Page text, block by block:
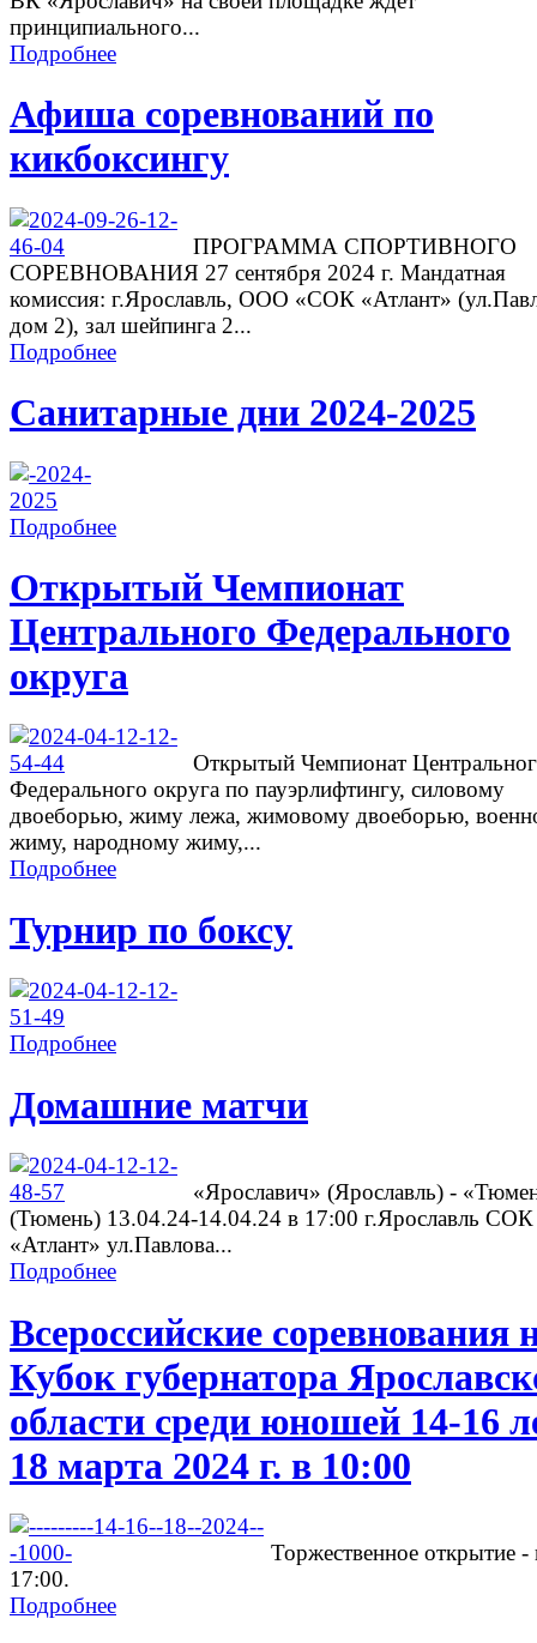
принципиального...
Подробнее
Афиша соревнований по
кикбоксингу
ПРОГРАММА СПОРТИВНОГО
СОРЕВНОВАНИЯ 27 сентября 2024 г. Мандатная
комиссия: г.Ярославль, ООО «СОК «Атлант»
дом 2), зал шейпинга 2...
Подробнее
Санитарные дни 2024-2025
Подробнее
Открытый Чемпионат
Центрального Федерального
округа
Открытый Чемпионат
Федерального округа по пауэрлифтингу, силовому
двоеборью, жиму лежа, жимовому двоеборью,
жиму, народному жиму,...
Подробнее
Турнир по боксу
Подробнее
Домашние матчи
«Ярославич» (Ярославль) -
(Тюмень) 13.04.24-14.04.24 в 17:00 г.Ярославль СОК
«Атлант» ул.Павлова...
Подробнее
Всероссийские соревнования
Кубок губернатора
области среди юношей 14-16
18 марта 2024 г. в 10:00
Торжественное открытие -
17:00.
Подробнее